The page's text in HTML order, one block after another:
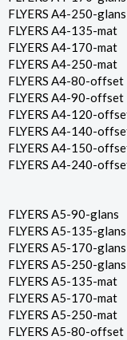
FLYERS A4-250-glans
FLYERS A4-135-mat
FLYERS A4-170-mat
FLYERS A4-250-mat
FLYERS A4-80-offset
FLYERS A4-90-offset
FLYERS A4-120-
FLYERS A4-140-
FLYERS A4-150-
FLYERS A4-240-
FLYERS A5-90-glans
FLYERS A5-135-glans
FLYERS A5-170-glans
FLYERS A5-250-glans
FLYERS A5-135-mat
FLYERS A5-170-mat
FLYERS A5-250-mat
FLYERS A5-80-offset